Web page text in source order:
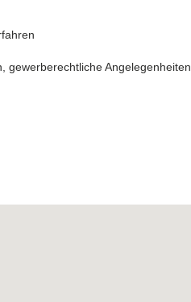
gewerberechtliche Angelegenheiten